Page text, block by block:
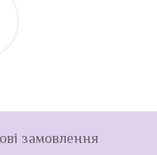
замовлення